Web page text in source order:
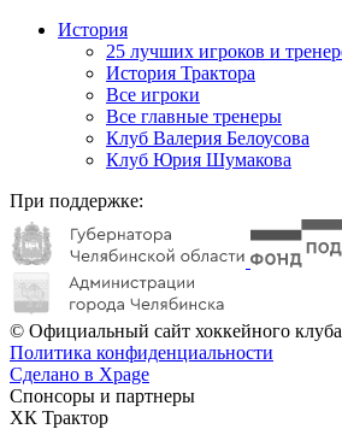
История
25 лучших игроков и
История Трактора
Все игроки
Все главные тренеры
Клуб Валерия Белоусова
Клуб Юрия Шумакова
При поддержке:
© Официальный сайт хоккейного
Политика конфиденциальности
Сделано в Xpage
Спонсоры и партнеры
ХК Трактор